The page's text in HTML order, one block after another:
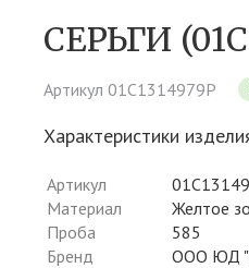
СЕРЬГИ
Артикул 01С1314979Р
Характеристики
Артикул
Материал
Желтое
Проба
585
Бренд
ООО ЮД